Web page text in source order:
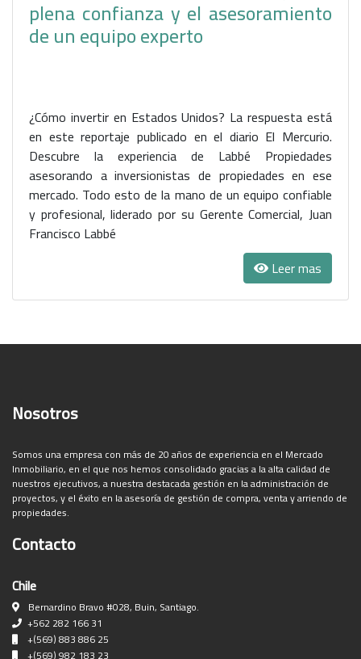
plena confianza y el asesoramiento
de un equipo experto
¿Cómo invertir en Estados Unidos? La respuesta está
en este reportaje publicado en el diario El Mercurio.
Descubre la experiencia de Labbé Propiedades
asesorando a inversionistas de propiedades en ese
mercado. Todo esto de la mano de un equipo confiable
y profesional, liderado por su Gerente Comercial, Juan
Francisco Labbé
Leer mas
Nosotros
Somos una empresa con más de 20 años de experiencia en el Mercado
Inmobiliario, en el que nos hemos consolidado gracias a la alta calidad de
nuestros ejecutivos, a nuestra destacada gestión en la administración de
proyectos, y el éxito en la asesoría de gestión de compra, venta y arriendo de
propiedades.
Contacto
Chile
Bernardino Bravo #028, Buin, Santiago.
+562 282 166 31
+(569) 883 886 25